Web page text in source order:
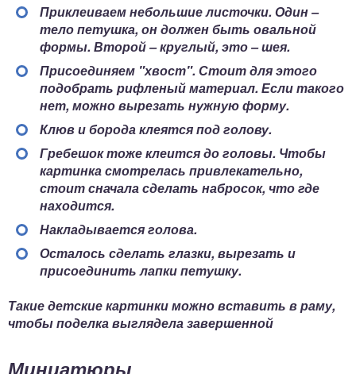
Приклеиваем небольшие листочки. Один –
тело петушка, он должен быть овальной
формы. Второй – круглый, это – шея.
Присоединяем "хвост". Стоит для этого
подобрать рифленый материал. Если такого
нет, можно вырезать нужную форму.
Клюв и борода клеятся под голову.
Гребешок тоже клеится до головы. Чтобы
картинка смотрелась привлекательно,
стоит сначала сделать набросок, что где
находится.
Накладывается голова.
Осталось сделать глазки, вырезать и
присоединить лапки петушку.
Такие детские картинки можно вставить в раму,
чтобы поделка выглядела завершенной
Миниатюры